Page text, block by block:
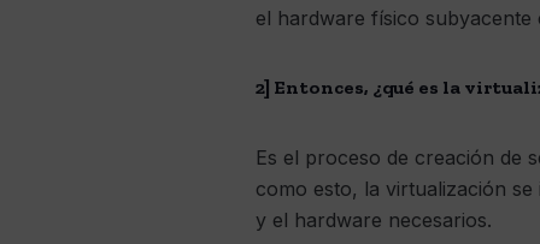
el hardware físico
2] Entonces, ¿qué es la
Es el proceso de creación de
como esto, la virtualización
y el hardware necesarios.